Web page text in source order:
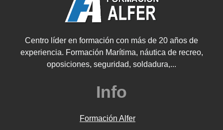
Centro líder en formación con más de 20 años de
experiencia. Formación Marítima, náutica de recreo,
oposiciones, seguridad, soldadura,...
Info
Formación Alfer